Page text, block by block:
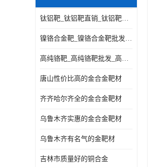
铬靶材
镧靶材
钛铝靶_钛铝靶直销_钛铝靶供应商
镍铬合金靶_镍铬合金靶批发_镍铬合金靶供应商
高纯铬靶_高纯铬靶批发_高纯铬靶厂家
唐山性价比高的金合金靶材
齐齐哈尔齐全的金合金靶材
乌鲁木齐实惠的金合金靶材
乌鲁木齐有名气的金靶材
吉林市质量好的铜合金